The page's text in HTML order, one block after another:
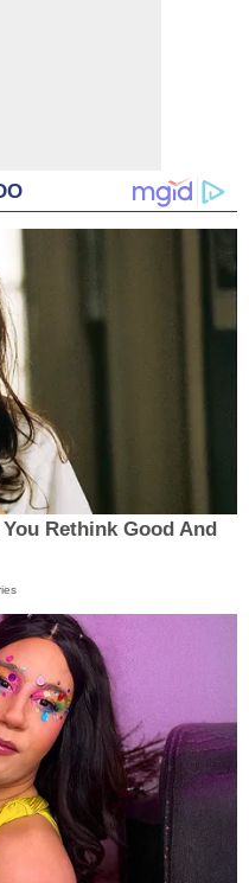
Rethink Good And